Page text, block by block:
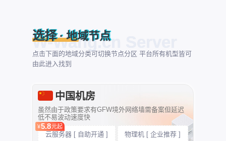
选择· 地域节点
点击下面的地域分类可切换节点分区 平台所有机型皆可
由此进入找到
中国机房
虽然由于政策要求有GFW境外网络墙需备案但延迟
低不易波动速度快
¥5.8元起
云服务器 [ 自助开通 ] 物理机 [ 企业推荐 ]